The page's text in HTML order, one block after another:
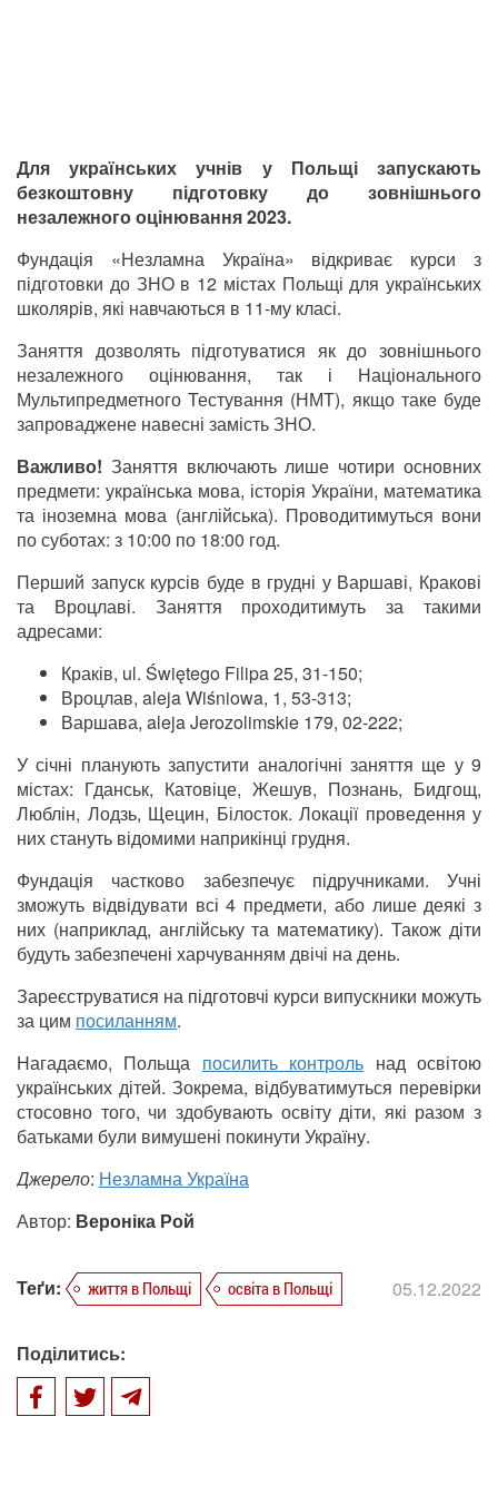
Для українських учнів у Польщі запускають
безкоштовну підготовку до зовнішнього
незалежного оцінювання 2023.
Фундація «Незламна Україна» відкриває курси з
підготовки до ЗНО в 12 містах Польщі для українських
школярів, які навчаються в 11-му класі.
Заняття дозволять підготуватися як до зовнішнього
незалежного оцінювання, так і Національного
Мультипредметного Тестування (НМТ), якщо таке буде
запроваджене навесні замість ЗНО.
Важливо! Заняття включають лише чотири основних
предмети: українська мова, історія України, математика
та іноземна мова (англійська). Проводитимуться вони
по суботах: з 10:00 по 18:00 год.
Перший запуск курсів буде в грудні у Варшаві, Кракові
та Вроцлаві. Заняття проходитимуть за такими
адресами:
Краків, ul. Świętego Filipa 25, 31-150;
Вроцлав, aleja Wiśniowa, 1, 53-313;
Варшава, aleja Jerozolimskie 179, 02-222;
У січні планують запустити аналогічні заняття ще у 9
містах: Гданськ, Катовіце, Жешув, Познань, Бидгощ,
Люблін, Лодзь, Щецин, Білосток. Локації проведення у
них стануть відомими наприкінці грудня.
Фундація частково забезпечує підручниками. Учні
зможуть відвідувати всі 4 предмети, або лише деякі з
них (наприклад, англійську та математику). Також діти
будуть забезпечені харчуванням двічі на день.
Зареєструватися на підготовчі курси випускники можуть
за цим посиланням.
Нагадаємо, Польща посилить контроль над освітою
українських дітей. Зокрема, відбуватимуться перевірки
стосовно того, чи здобувають освіту діти, які разом з
батьками були вимушені покинути Україну.
Джерело: Незламна Україна
Автор: Вероніка Рой
Теґи: життя в Польщі освіта в Польщі 05.12.2022
Поділитись: